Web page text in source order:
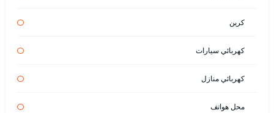
كرين
كهربائي سيارات
كهربائي منازل
محل هواتف